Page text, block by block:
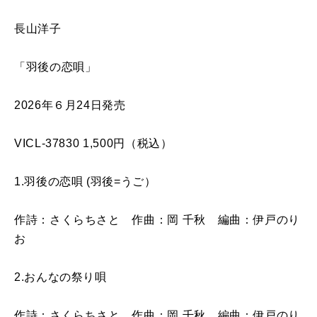
長山洋子
「羽後の恋唄」
2026年６月24日発売
VICL-37830 1,500円（税込）
1.羽後の恋唄 (羽後=うご）
作詩：さくらちさと 作曲：岡 千秋 編曲：伊戸のり
お
2.おんなの祭り唄